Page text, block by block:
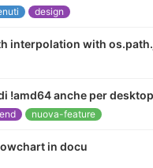
design
interpolation with
!amd64 anche per
nuova-feature
in docu